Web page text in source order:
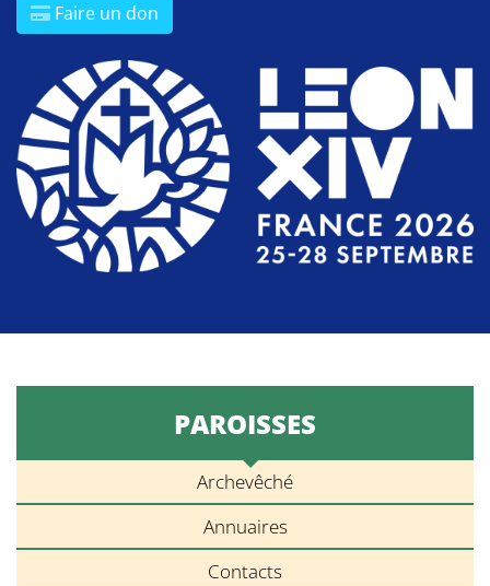
Faire un don
PAROISSES
Archevêché
Annuaires
Contacts